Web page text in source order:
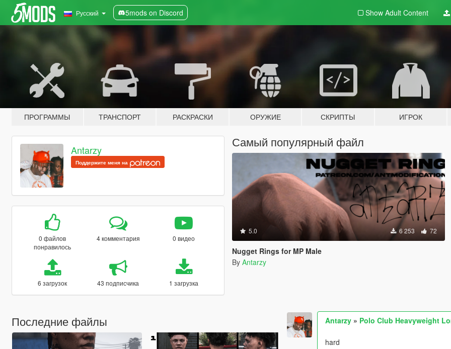
Русский 5mods on Discord Show Adult Content
ПРОГРАММЫ ТРАНСПОРТ РАСКРАСКИ ОРУЖИЕ СКРИПТЫ ИГРОК
Antarzy
Поддержите меня на
0 файлов
понравилось
4 комментария 0 видео
6 загрузок 43 подписчика 1 загрузка
Самый популярный файл
5.0 6 253 72
Nugget Rings for MP Male
By Antarzy
Последние файлы Antarzy » Polo Club Heavyweight
hard